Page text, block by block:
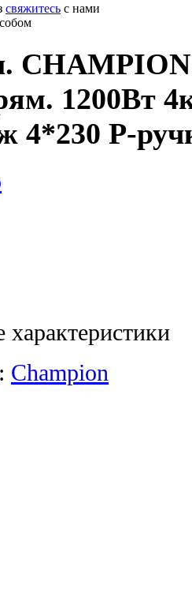
свяжитесь с нами
1200Вт
4*230 Р-
характеристики
Champion